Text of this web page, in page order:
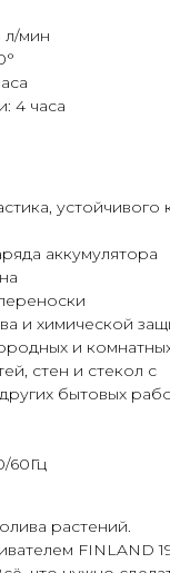
л/мин
4 часа
устойчивого
аккумулятора
и химической
и
стен и стекол с
бытовых
60Гц
растений.
FINLAND